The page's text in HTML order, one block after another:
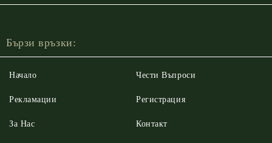
Бързи връзки:
Начало
Рекламации
За Нас
Чести Въпроси
Регистрация
Контакт